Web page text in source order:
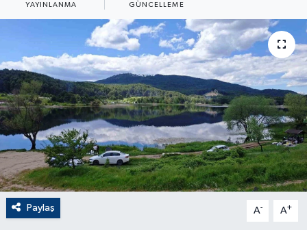
YAYINLANMA GÜNCELLEME
Paylaş A- A+
ÇEVRE
Dış Haberler
Dünya
EĞİTİM
EKONOMİ
English News